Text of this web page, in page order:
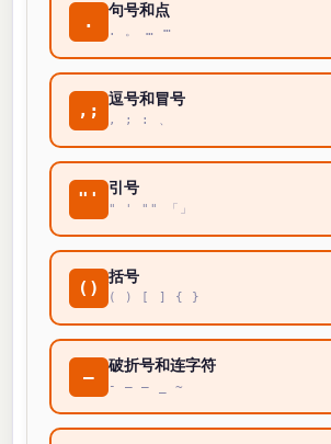
. 句号和点
. 。 … ⋯
,; 逗号和冒号
, ; : 、
"' 引号
" ' "" 「」
() 括号
( ) [ ] { }
— 破折号和连字符
- – — _ ~